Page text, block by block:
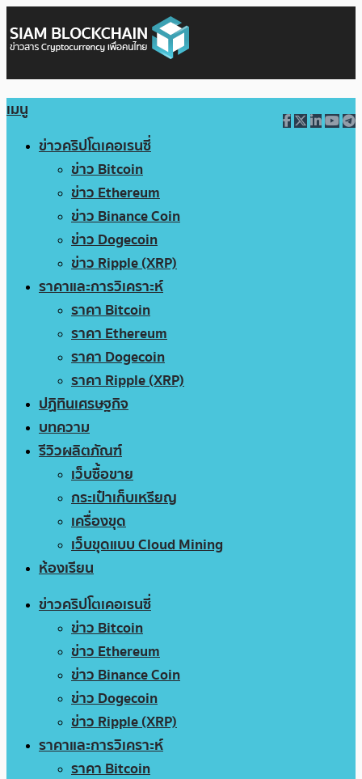
เมนู
ข่าวคริปโตเคอเรนซี่
ข่าว Bitcoin
ข่าว Ethereum
ข่าว Binance Coin
ข่าว Dogecoin
ข่าว Ripple (XRP)
ราคาและการวิเคราะห์
ราคา Bitcoin
ราคา Ethereum
ราคา Dogecoin
ราคา Ripple (XRP)
ปฏิทินเศรษฐกิจ
บทความ
รีวิวผลิตภัณฑ์
เว็บซื้อขาย
กระเป๋าเก็บเหรียญ
เครื่องขุด
เว็บขุดแบบ Cloud Mining
ห้องเรียน
ข่าวคริปโตเคอเรนซี่
ข่าว Bitcoin
ข่าว Ethereum
ข่าว Binance Coin
ข่าว Dogecoin
ข่าว Ripple (XRP)
ราคาและการวิเคราะห์
ราคา Bitcoin